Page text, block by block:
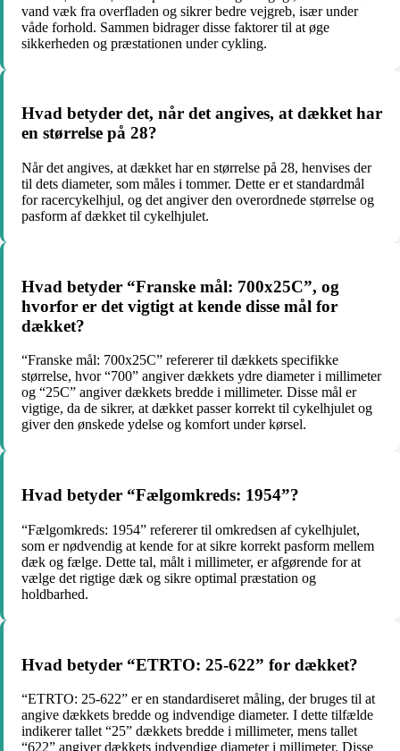
vand væk fra overfladen og sikrer bedre vejgreb, især under
våde forhold. Sammen bidrager disse faktorer til at øge
sikkerheden og præstationen under cykling.
Hvad betyder det, når det angives, at dækket har
en størrelse på 28?
Når det angives, at dækket har en størrelse på 28, henvises der
til dets diameter, som måles i tommer. Dette er et standardmål
for racercykelhjul, og det angiver den overordnede størrelse og
pasform af dækket til cykelhjulet.
Hvad betyder “Franske mål: 700x25C”, og
hvorfor er det vigtigt at kende disse mål for
dækket?
“Franske mål: 700x25C” refererer til dækkets specifikke
størrelse, hvor “700” angiver dækkets ydre diameter i millimeter
og “25C” angiver dækkets bredde i millimeter. Disse mål er
vigtige, da de sikrer, at dækket passer korrekt til cykelhjulet og
giver den ønskede ydelse og komfort under kørsel.
Hvad betyder “Fælgomkreds: 1954”?
“Fælgomkreds: 1954” refererer til omkredsen af cykelhjulet,
som er nødvendig at kende for at sikre korrekt pasform mellem
dæk og fælge. Dette tal, målt i millimeter, er afgørende for at
vælge det rigtige dæk og sikre optimal præstation og
holdbarhed.
Hvad betyder “ETRTO: 25-622” for dækket?
“ETRTO: 25-622” er en standardiseret måling, der bruges til at
angive dækkets bredde og indvendige diameter. I dette tilfælde
indikerer tallet “25” dækkets bredde i millimeter, mens tallet
“622” angiver dækkets indvendige diameter i millimeter. Disse